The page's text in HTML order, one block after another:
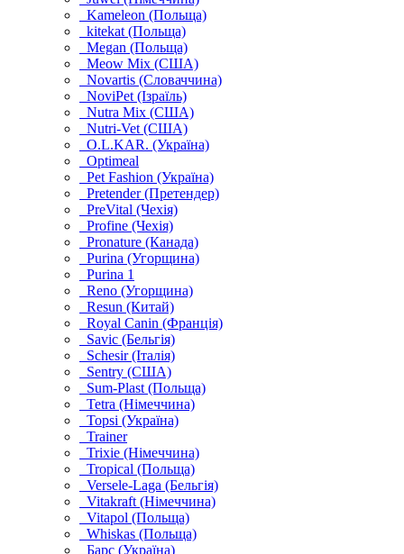
Kameleon (Польща)
kitekat (Польща)
Megan (Польща)
Meow Mix (США)
Novartis (Словаччина)
NoviPet (Ізраїль)
Nutra Mix (США)
Nutri-Vet (США)
O.L.KAR. (Україна)
Optimeal
Pet Fashion (Україна)
Pretender (Претендер)
PreVital (Чехія)
Profine (Чехія)
Pronature (Канада)
Purina (Угорщина)
Purina 1
Reno (Угорщина)
Resun (Китай)
Royal Canin (Франція)
Savic (Бельгія)
Schesir (Італія)
Sentry (США)
Sum-Plast (Польща)
Tetra (Німеччина)
Topsi (Україна)
Trainer
Trixie (Німеччина)
Tropical (Польща)
Versele-Laga (Бельгія)
Vitakraft (Німеччина)
Vitapol (Польща)
Whiskas (Польща)
Барс (Україна)